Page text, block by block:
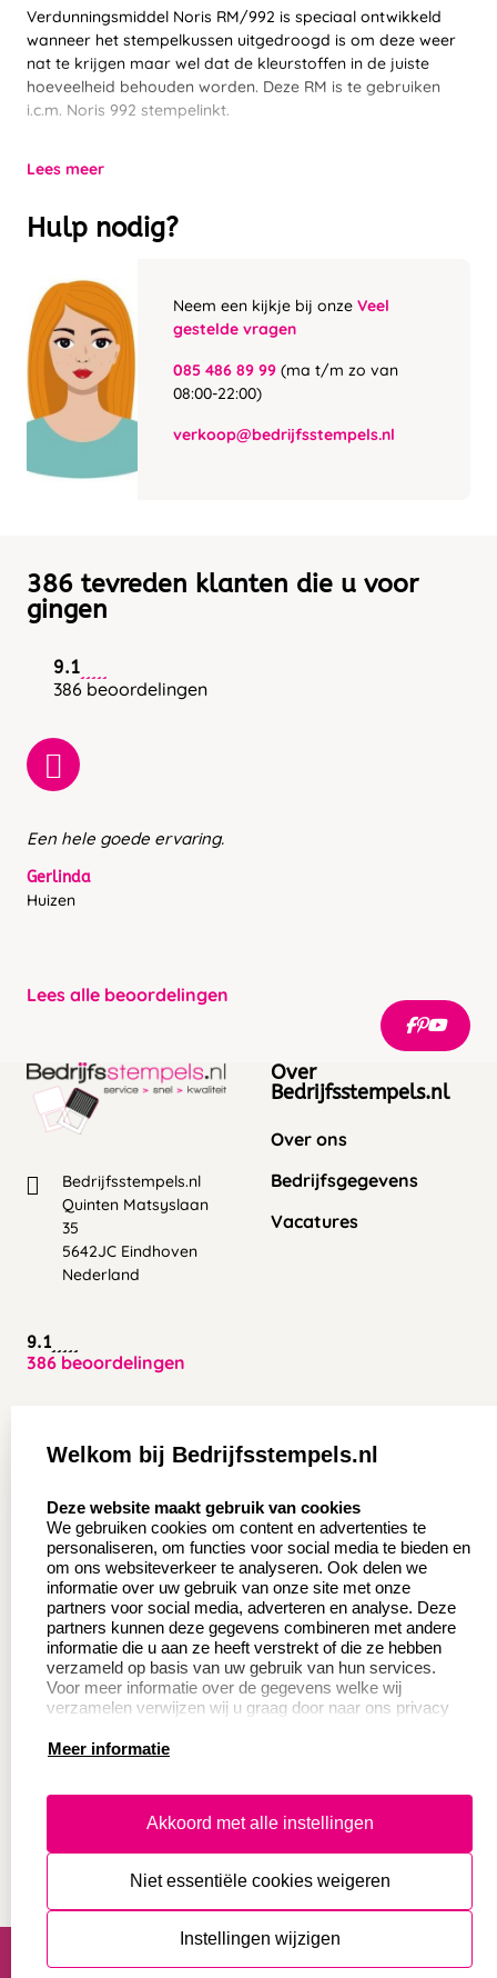
Verdunningsmiddel Noris RM/992 is speciaal ontwikkeld
wanneer het stempelkussen uitgedroogd is om deze weer
nat te krijgen maar wel dat de kleurstoffen in de juiste
hoeveelheid behouden worden. Deze RM is te gebruiken
i.c.m. Noris 992 stempelinkt.
Lees meer
Hulp nodig?
Neem een kijkje bij onze Veel
gestelde vragen
085 486 89 99 (ma t/m zo van
08:00-22:00)
verkoop@bedrijfsstempels.nl
386 tevreden klanten die u voor
gingen
9.1
386 beoordelingen
Een hele goede ervaring.
Gerlinda
Huizen
Lees alle beoordelingen
Bedrijfsstempels.nl
Quinten Matsyslaan
35
5642JC Eindhoven
Nederland
9.1
386 beoordelingen
Over
Bedrijfsstempels.nl
Over ons
Bedrijfsgegevens
Vacatures
Wederverkoper
worden
Sale
Betaling & Verzending
Veel gestelde vragen
Retourneren
Herroepingsrecht
Productinformatie:
Instructie voor
Aanleverspecificaties
Safety Sheets
algemene voorwaarden
disclaimer
Welkom bij Bedrijfsstempels.nl
Deze website maakt gebruik van cookies
We gebruiken cookies om content en advertenties te
personaliseren, om functies voor social media te bieden en
om ons websiteverkeer te analyseren. Ook delen we
informatie over uw gebruik van onze site met onze
partners voor social media, adverteren en analyse. Deze
partners kunnen deze gegevens combineren met andere
informatie die u aan ze heeft verstrekt of die ze hebben
verzameld op basis van uw gebruik van hun services.
Voor meer informatie over de gegevens welke wij
verzamelen verwijzen wij u graag door naar ons privacy
Meer informatie
Akkoord met alle instellingen
Niet essentiële cookies weigeren
Instellingen wijzigen